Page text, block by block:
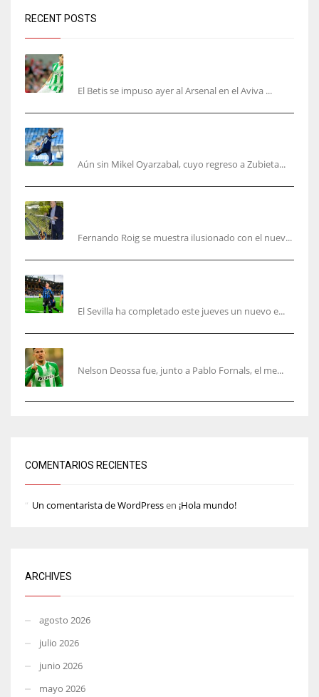
RECENT POSTS
El Betis se impuso ayer al Arsenal en el Aviva ...
Aún sin Mikel Oyarzabal, cuyo regreso a Zubieta...
Fernando Roig se muestra ilusionado con el nuev...
El Sevilla ha completado este jueves un nuevo e...
Nelson Deossa fue, junto a Pablo Fornals, el me...
COMENTARIOS RECIENTES
Un comentarista de WordPressen ¡Hola mundo!
ARCHIVES
agosto 2026
julio 2026
junio 2026
mayo 2026